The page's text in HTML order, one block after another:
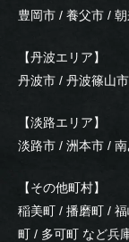
豊岡市 / 養父市 /
【丹波エリア】
丹波市 / 丹波篠山市
【淡路エリア】
淡路市 / 洲本市 /
【その他町村】
稲美町 / 播磨町 /
町 / 多可町 など兵